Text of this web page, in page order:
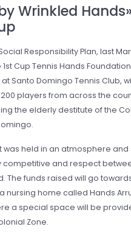
Wrinkled Hands»
Responsibility Plan, last
Cup Tennis Hands Foundation
Santo Domingo Tennis Club,
players from across the
the elderly destitute of the
was held in an atmosphere and
competitive and respect
The funds raised will go
nursing home called Hands
a special space will be
Zone.